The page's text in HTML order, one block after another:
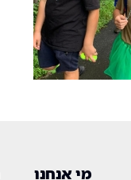
מי אנחנו